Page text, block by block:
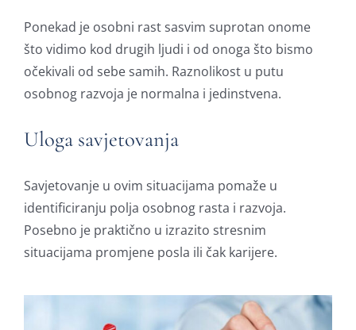
Ponekad je osobni rast sasvim suprotan onome
što vidimo kod drugih ljudi i od onoga što bismo
očekivali od sebe samih. Raznolikost u putu
osobnog razvoja je normalna i jedinstvena.
Uloga savjetovanja
Savjetovanje u ovim situacijama pomaže u
identificiranju polja osobnog rasta i razvoja.
Posebno je praktično u izrazito stresnim
situacijama promjene posla ili čak karijere.